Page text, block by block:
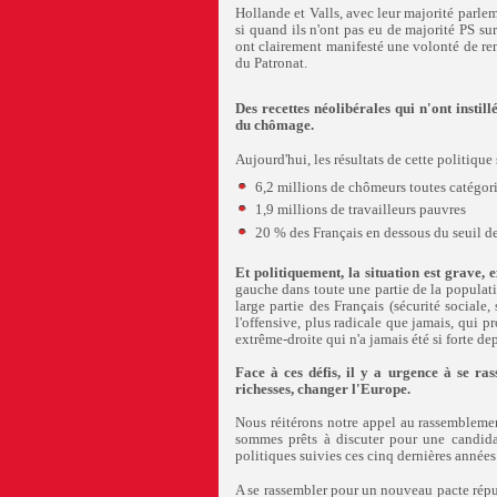
Hollande et Valls, avec leur majorité
si quand ils n'ont pas eu de majorité PS
ont clairement manifesté une volonté de
du Patronat.
Des recettes néolibérales qui n'ont
du chômage.
Aujourd'hui, les résultats de cette
6,2 millions de chômeurs toutes
1,9 millions de travailleurs pauvres
20 % des Français en dessous du seuil
Et politiquement, la situation est grave,
gauche dans toute une partie de la
large partie des Français (sécurité
l'offensive, plus radicale que jamais, qui
extrême-droite qui n'a jamais été si forte
Face à ces défis, il y a urgence à se
richesses, changer l'Europe.
Nous réitérons notre appel au
sommes prêts à discuter pour une
politiques suivies ces cinq dernières
A se rassembler pour un nouveau pacte